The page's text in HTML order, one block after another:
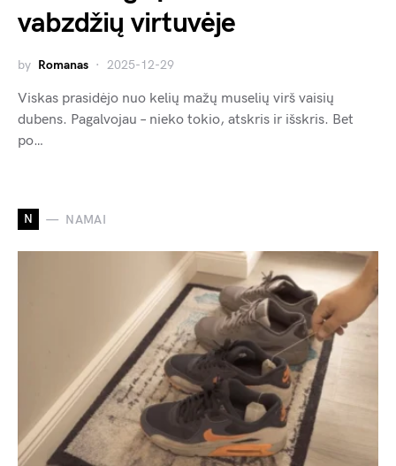
vabzdžių virtuvėje
by Romanas 2025-12-29
Viskas prasidėjo nuo kelių mažų muselių virš vaisių
dubens. Pagalvojau – nieko tokio, atskris ir išskris. Bet
po…
N NAMAI